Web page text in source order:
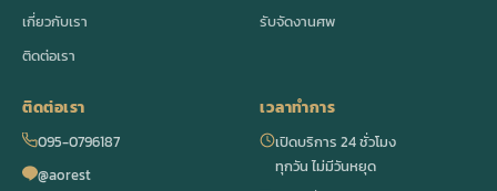
เกี่ยวกับเรา
ติดต่อเรา
รับจัดงานศพ
ติดต่อเรา
095-0796187
@aorest
เวลาทำการ
เปิดบริการ 24 ชั่วโมง
ทุกวัน ไม่มีวันหยุด